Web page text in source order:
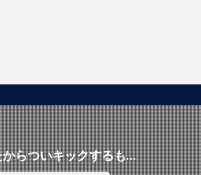
らついキックするも…